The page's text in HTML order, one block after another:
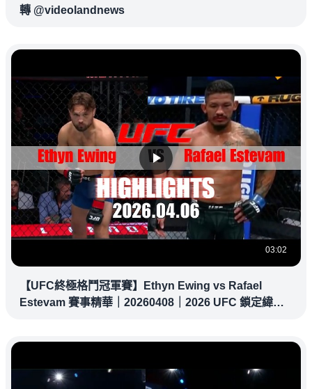
轉 @videolandnews
03:02
【UFC終極格鬥冠軍賽】Ethyn Ewing vs Rafael
Estevam 賽事精華｜20260408｜2026 UFC 鎖定緯